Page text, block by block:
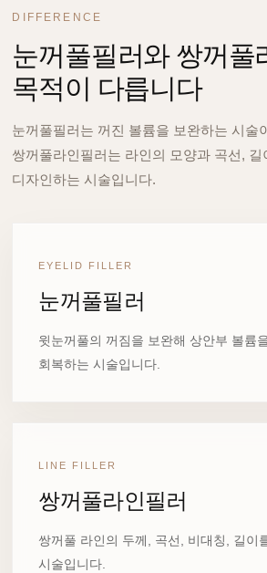
DIFFERENCE
눈꺼풀필러와 쌍꺼풀
목적이 다릅니다
눈꺼풀필러는 꺼진 볼륨을 보완하는 시술
쌍꺼풀라인필러는 라인의 모양과 곡선, 길
디자인하는 시술입니다.
EYELID FILLER
눈꺼풀필러
윗눈꺼풀의 꺼짐을 보완해 상안부 볼륨
회복하는 시술입니다.
LINE FILLER
쌍꺼풀라인필러
쌍꺼풀 라인의 두께, 곡선, 비대칭, 길이
시술입니다.